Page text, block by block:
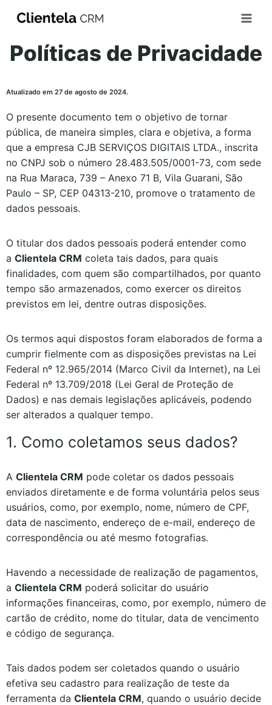
Políticas de Privacidade
Atualizado em 27 de agosto de 2024.
O presente documento tem o objetivo de tornar
pública, de maneira simples, clara e objetiva, a forma
que a empresa CJB SERVIÇOS DIGITAIS LTDA., inscrita
no CNPJ sob o número 28.483.505/0001-73, com sede
na Rua Maraca, 739 – Anexo 71 B, Vila Guarani, São
Paulo – SP, CEP 04313-210, promove o tratamento de
dados pessoais.
O titular dos dados pessoais poderá entender como
a Clientela CRM coleta tais dados, para quais
finalidades, com quem são compartilhados, por quanto
tempo são armazenados, como exercer os direitos
previstos em lei, dentre outras disposições.
Os termos aqui dispostos foram elaborados de forma a
cumprir fielmente com as disposições previstas na Lei
Federal nº 12.965/2014 (Marco Civil da Internet), na Lei
Federal nº 13.709/2018 (Lei Geral de Proteção de
Dados) e nas demais legislações aplicáveis, podendo
ser alterados a qualquer tempo.
1. Como coletamos seus dados?
A Clientela CRM pode coletar os dados pessoais
enviados diretamente e de forma voluntária pelos seus
usuários, como, por exemplo, nome, número de CPF,
data de nascimento, endereço de e-mail, endereço de
correspondência ou até mesmo fotografias.
Havendo a necessidade de realização de pagamentos,
a Clientela CRM poderá solicitar do usuário
informações financeiras, como, por exemplo, número de
cartão de crédito, nome do titular, data de vencimento
e código de segurança.
Tais dados podem ser coletados quando o usuário
efetiva seu cadastro para realização de teste da
ferramenta da Clientela CRM, quando o usuário decide